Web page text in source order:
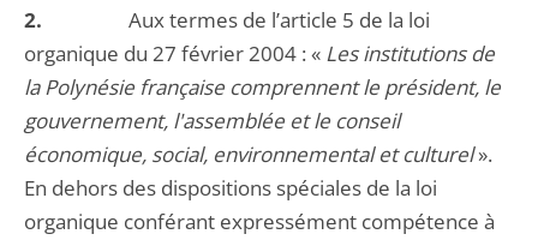
2. Aux termes de l’article 5 de la loi
organique du 27 février 2004 : « Les institutions de
la Polynésie française comprennent le président, le
gouvernement, l'assemblée et le conseil
économique, social, environnemental et culturel».
En dehors des dispositions spéciales de la loi
organique conférant expressément compétence à